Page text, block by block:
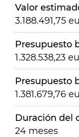
Valor
3.188.491,75
Presupuesto
1.328.538,23
Presupuesto
1.381.679,76
Duración del
24 meses